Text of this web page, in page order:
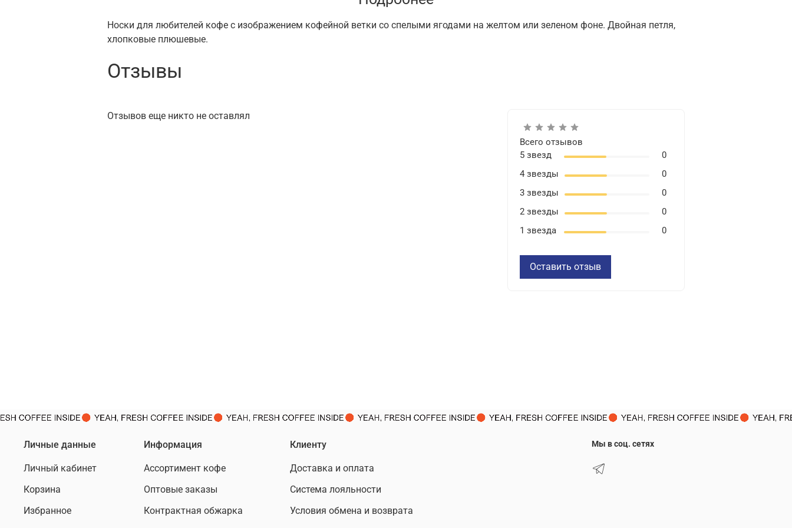
Носки для любителей кофе с изображением кофейной ветки со спелыми ягодами на желтом или зеленом фоне. Двойная петля,
хлопковые плюшевые.
Отзывы
Отзывов еще никто не оставлял
Всего отзывов
5 звезд
0
4 звезды
0
3 звезды
0
2 звезды
0
1 звезда
0
Оставить отзыв
Личные данные
Личный кабинет
Корзина
Избранное
Информация
Ассортимент кофе
Оптовые заказы
Контрактная обжарка
Клиенту
Доставка и оплата
Система лояльности
Условия обмена и возврата
Мы в соц. сетях